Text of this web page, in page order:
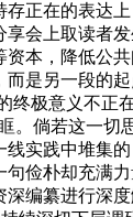
正在的表达上
会上取读者
本，降低公
是另一段的
终极意义不正
。倘若这一切
线实践中堆集
句俭朴却充满
编纂进行深